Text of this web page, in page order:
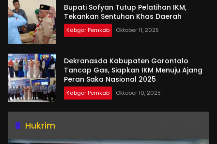
Bupati Sofyan Tutup Pelatihan IKM,
Tekankan Sentuhan Khas Daerah
Kabgor Pemkab Oktober 11, 2025
Dekranasda Kabupaten Gorontalo
Tancap Gas, Siapkan IKM Menuju Ajang
Peran Saka Nasional 2025
Kabgor Pemkab Oktober 10, 2025
Hukrim